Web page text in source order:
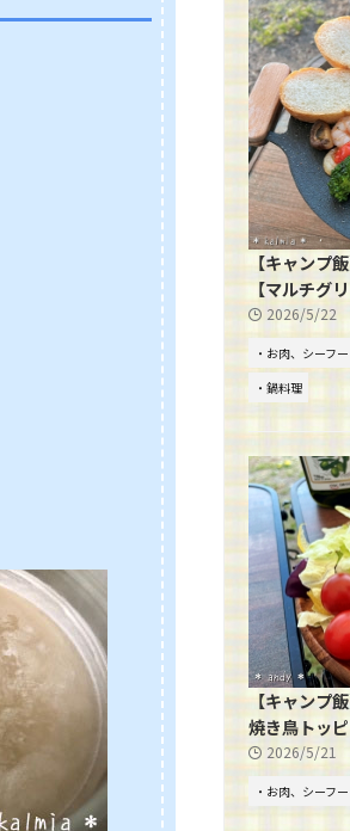
【キャンプ
【マルチグリ
2026/5/22
・お肉、シーフ
・鍋料理
【キャンプ
焼き鳥トッ
2026/5/21
・お肉、シーフ